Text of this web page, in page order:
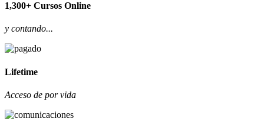
1,300+ Cursos Online
y contando...
Lifetime
Acceso de por vida